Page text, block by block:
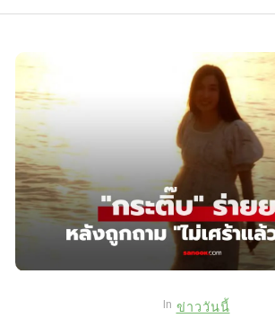
In ข่าววันนี้